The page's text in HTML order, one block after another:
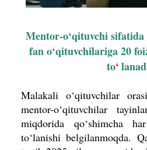
Mentor-o‘qituvchi
fan o‘qituvchilariga 20
to‘
Malakali o‘qituvchilar
mentor-o‘qituvchilar
miqdorida qo‘shimcha
to‘lanishi belgilanmoqda.